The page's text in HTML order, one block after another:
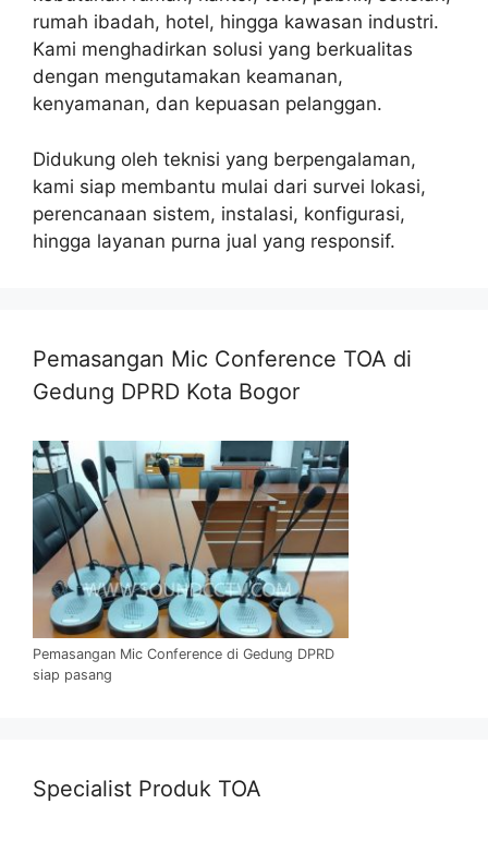
rumah ibadah, hotel, hingga kawasan industri.
Kami menghadirkan solusi yang berkualitas
dengan mengutamakan keamanan,
kenyamanan, dan kepuasan pelanggan.
Didukung oleh teknisi yang berpengalaman,
kami siap membantu mulai dari survei lokasi,
perencanaan sistem, instalasi, konfigurasi,
hingga layanan purna jual yang responsif.
Pemasangan Mic Conference TOA di
Gedung DPRD Kota Bogor
Pemasangan Mic Conference di Gedung DPRD
siap pasang
Specialist Produk TOA